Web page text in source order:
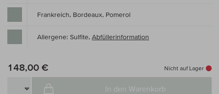
Frankreich, Bordeaux, Pomerol
Allergene: Sulfite, Abfüllerinformation
148,00 € Nicht auf Lager
In den Warenkorb